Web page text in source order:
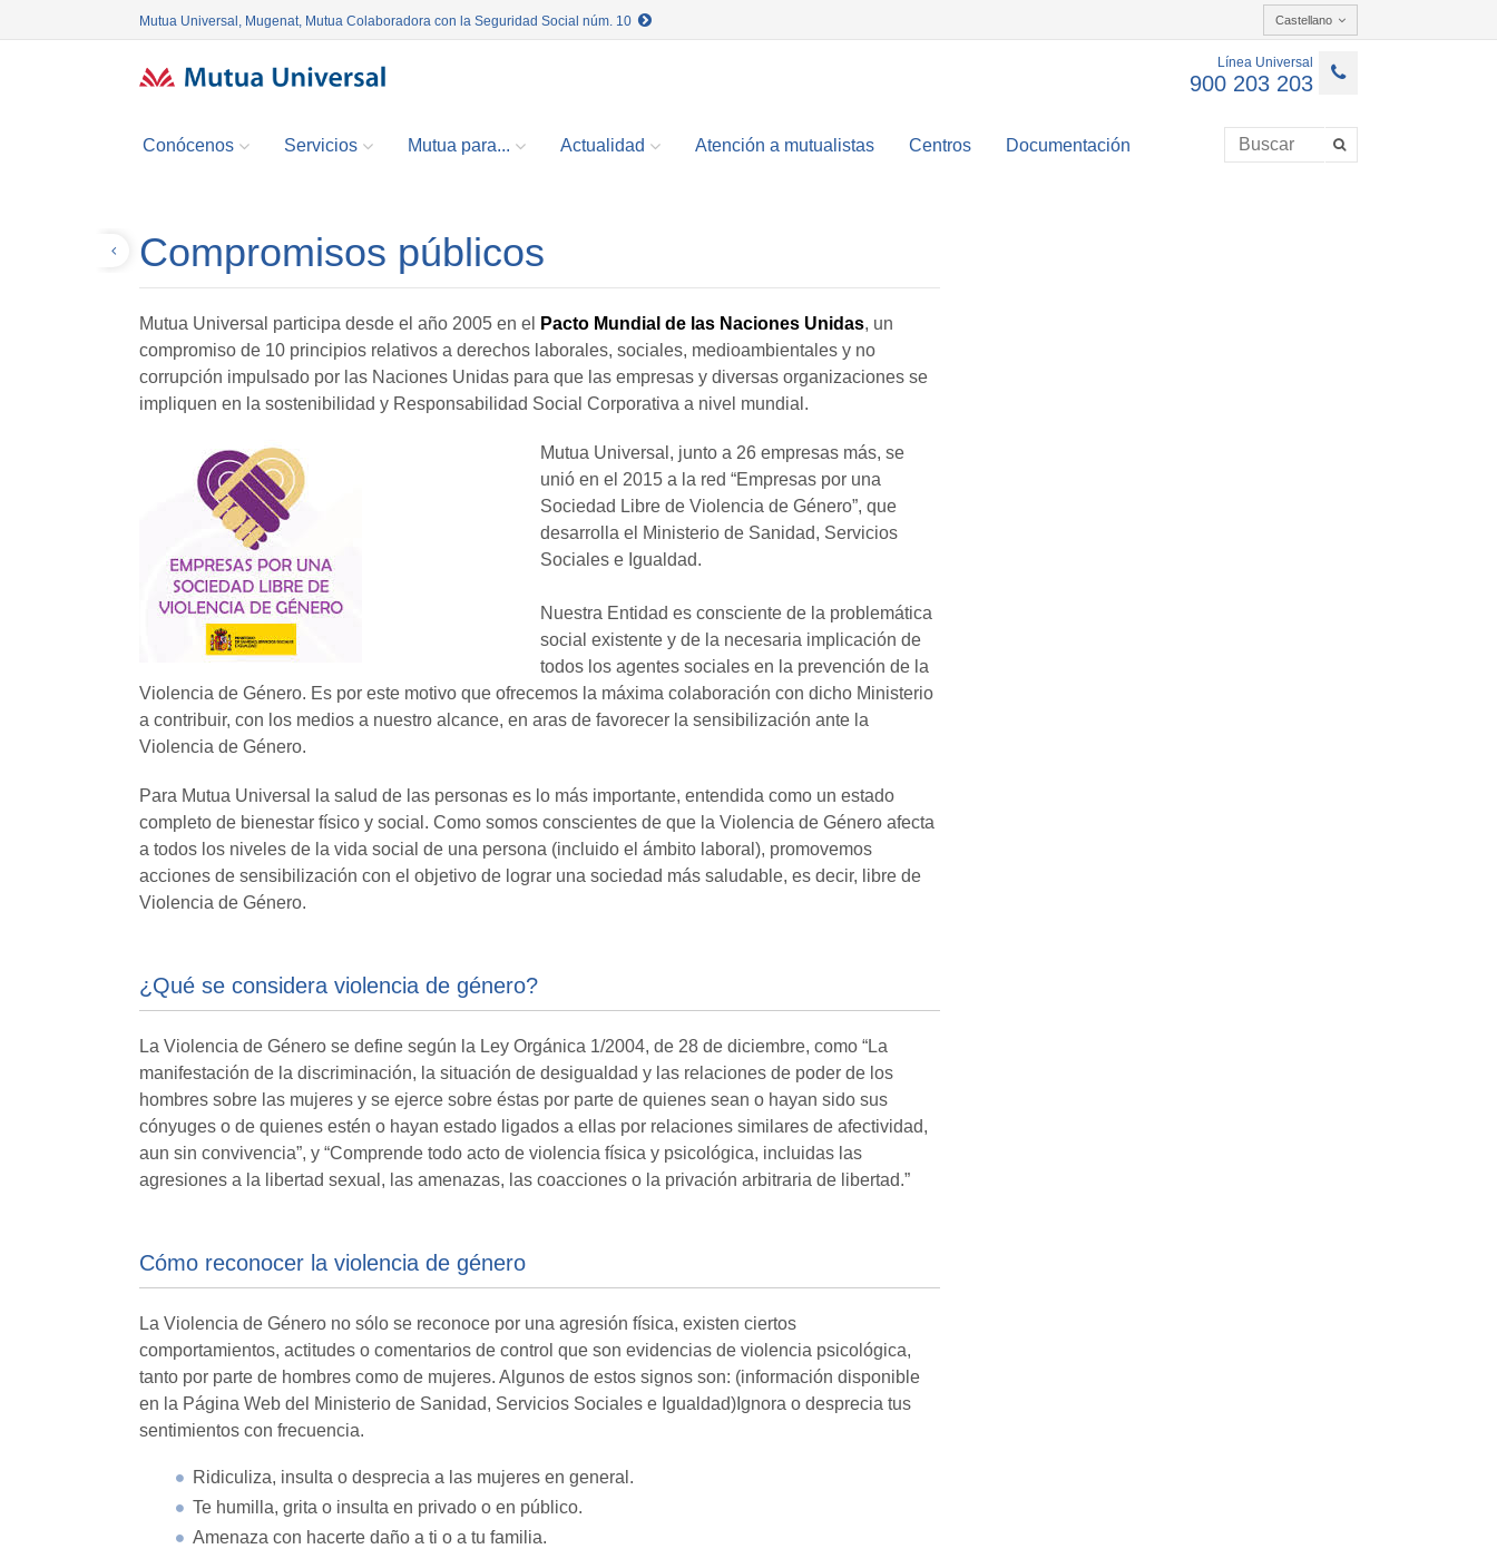
Mutua Universal, Mugenat, Mutua Colaboradora con la Seguridad Social núm. 10 Castellano
Línea Universal
900 203 203
Conócenos Servicios Mutua para... Actualidad Atención a mutualistas Centros Documentación
Compromisos públicos
Mutua Universal participa desde el año 2005 en el Pacto Mundial de las Naciones Unidas, un
compromiso de 10 principios relativos a derechos laborales, sociales, medioambientales y no
corrupción impulsado por las Naciones Unidas para que las empresas y diversas organizaciones se
impliquen en la sostenibilidad y Responsabilidad Social Corporativa a nivel mundial.
Mutua Universal, junto a 26 empresas más, se
unió en el 2015 a la red “Empresas por una
Sociedad Libre de Violencia de Género”, que
desarrolla el Ministerio de Sanidad, Servicios
Sociales e Igualdad.
Nuestra Entidad es consciente de la problemática
social existente y de la necesaria implicación de
todos los agentes sociales en la prevención de la
Violencia de Género. Es por este motivo que ofrecemos la máxima colaboración con dicho Ministerio
a contribuir, con los medios a nuestro alcance, en aras de favorecer la sensibilización ante la
Violencia de Género.
Para Mutua Universal la salud de las personas es lo más importante, entendida como un estado
completo de bienestar físico y social. Como somos conscientes de que la Violencia de Género afecta
a todos los niveles de la vida social de una persona (incluido el ámbito laboral), promovemos
acciones de sensibilización con el objetivo de lograr una sociedad más saludable, es decir, libre de
Violencia de Género.
¿Qué se considera violencia de género?
La Violencia de Género se define según la Ley Orgánica 1/2004, de 28 de diciembre, como “La
manifestación de la discriminación, la situación de desigualdad y las relaciones de poder de los
hombres sobre las mujeres y se ejerce sobre éstas por parte de quienes sean o hayan sido sus
cónyuges o de quienes estén o hayan estado ligados a ellas por relaciones similares de afectividad,
aun sin convivencia”, y “Comprende todo acto de violencia física y psicológica, incluidas las
agresiones a la libertad sexual, las amenazas, las coacciones o la privación arbitraria de libertad.”
Cómo reconocer la violencia de género
La Violencia de Género no sólo se reconoce por una agresión física, existen ciertos
comportamientos, actitudes o comentarios de control que son evidencias de violencia psicológica,
tanto por parte de hombres como de mujeres. Algunos de estos signos son: (información disponible
en la Página Web del Ministerio de Sanidad, Servicios Sociales e Igualdad)Ignora o desprecia tus
sentimientos con frecuencia.
Ridiculiza, insulta o desprecia a las mujeres en general.
Te humilla, grita o insulta en privado o en público.
Amenaza con hacerte daño a ti o a tu familia.